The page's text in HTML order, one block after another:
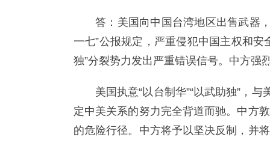
答：美国向中国台湾地区出售武器
一七”公报规定，严重侵犯中国主权和
独”分裂势力发出严重错误信号。中方强
美国执意“以台制华”“以武助独”，
定中美关系的努力完全背道而驰。中方
的危险行径。中方将予以坚决反制，并